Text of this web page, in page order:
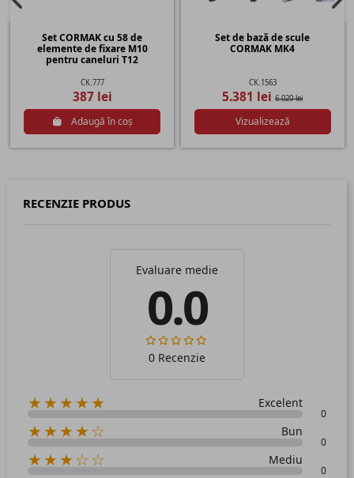
Set CORMAK cu 58 de
elemente de fixare M10
pentru caneluri T12
CK.777
387 lei
Adaugă în coș
Set de bază de scule
CORMAK MK4
CK.1563
5.381 lei6.020 lei
Vizualizează
RECENZIE PRODUS
Evaluare medie
0.0
0 Recenzie
★★★★★ Excelent
0
★★★★☆ Bun
0
★★★☆☆ Mediu
0